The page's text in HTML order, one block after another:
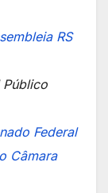
RS
Público
Federal
Câmara